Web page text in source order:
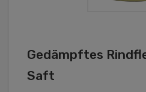
Gedämpftes
Saft